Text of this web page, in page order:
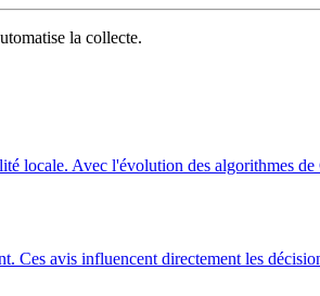
la collecte.
locale. Avec l'évolution des algorithmes
Ces avis influencent directement les